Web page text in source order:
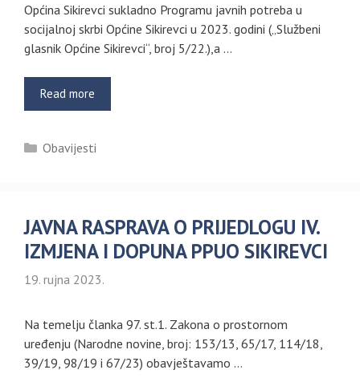
Općina Sikirevci sukladno Programu javnih potreba u
socijalnoj skrbi Općine Sikirevci u 2023. godini („Službeni
glasnik Općine Sikirevci“, broj 5/22.),a …
Read more
Kategorije
Obavijesti
JAVNA RASPRAVA O PRIJEDLOGU IV.
IZMJENA I DOPUNA PPUO SIKIREVCI
19. rujna 2023.
Na temelju članka 97. st.1. Zakona o prostornom
uređenju (Narodne novine, broj: 153/13, 65/17, 114/18,
39/19, 98/19 i 67/23) obavještavamo …